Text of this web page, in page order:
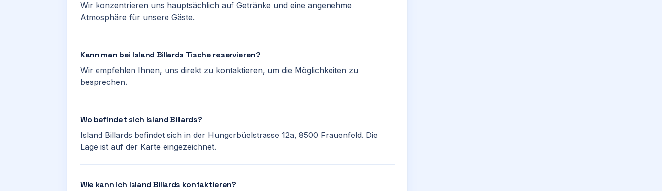
Wir konzentrieren uns hauptsächlich auf Getränke und eine angenehme
Atmosphäre für unsere Gäste.
Kann man bei Island Billards Tische reservieren?
Wir empfehlen Ihnen, uns direkt zu kontaktieren, um die Möglichkeiten zu
besprechen.
Wo befindet sich Island Billards?
Island Billards befindet sich in der Hungerbüelstrasse 12a, 8500 Frauenfeld. Die
Lage ist auf der Karte eingezeichnet.
Wie kann ich Island Billards kontaktieren?